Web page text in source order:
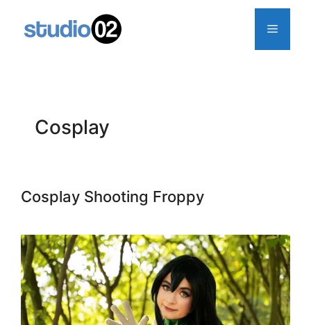
Inhalt
Menü
Cosplay
Cosplay Shooting Froppy